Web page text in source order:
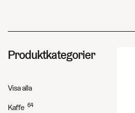
Produktkategorier
Visa alla
Kaffe 64